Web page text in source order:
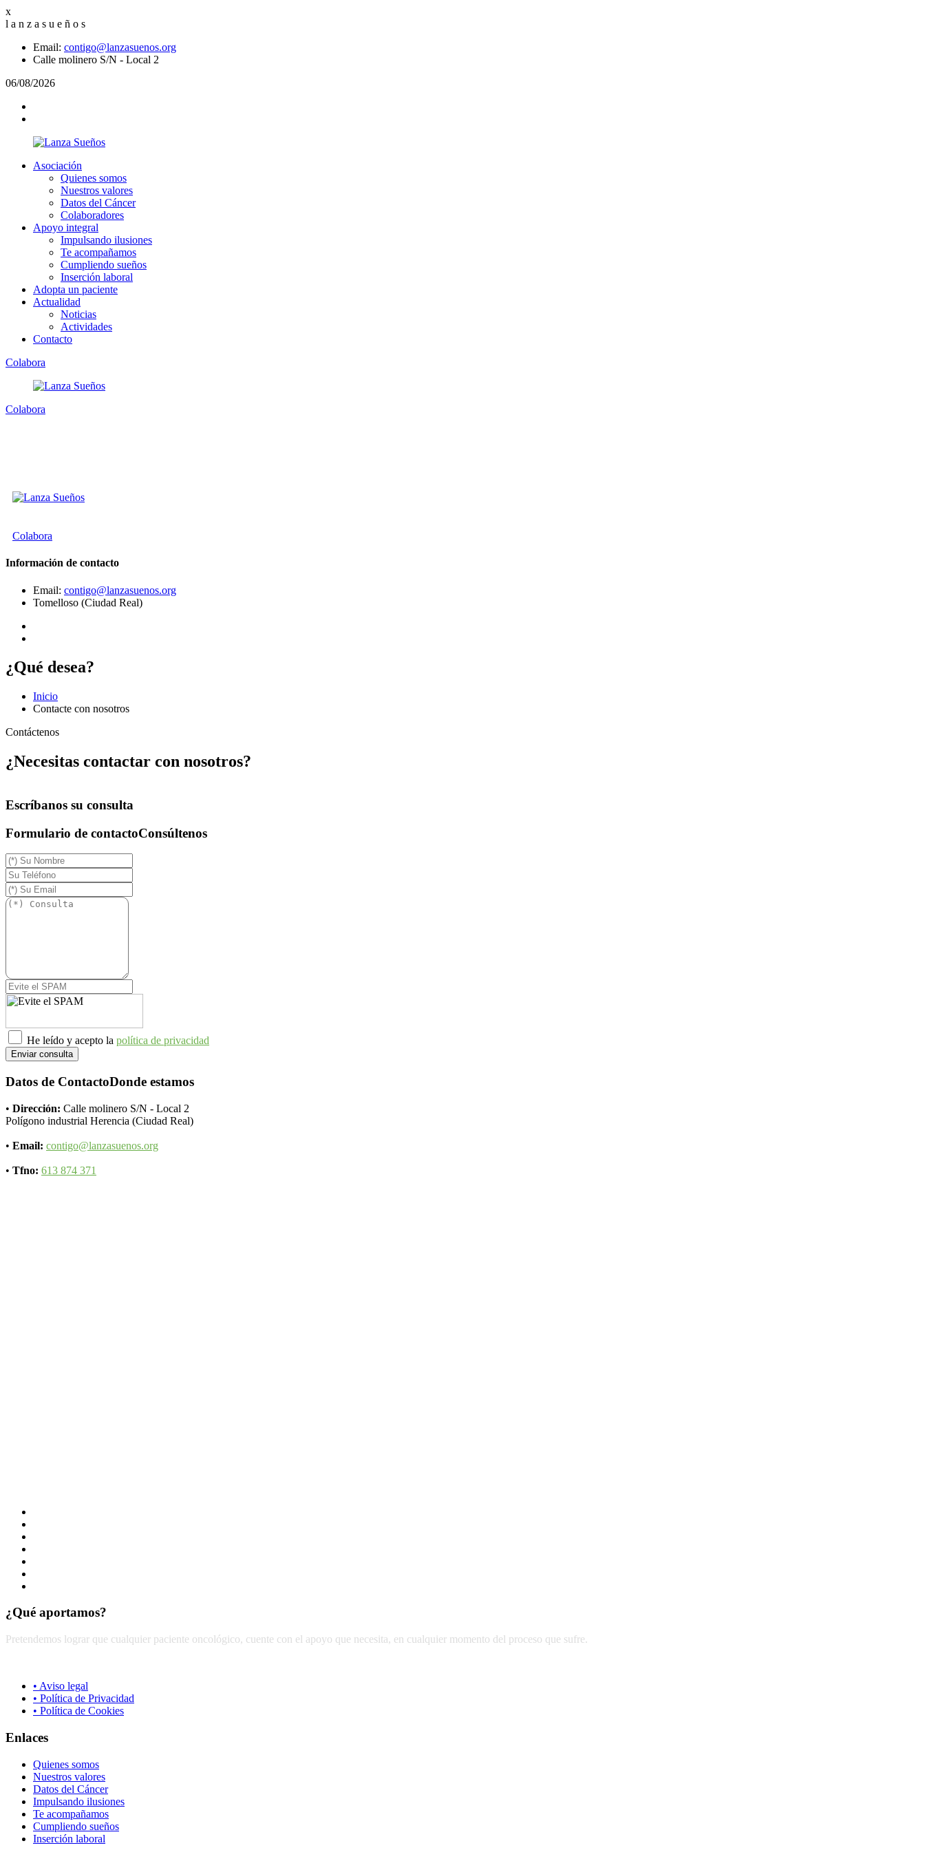
x
l a n z a s u e ñ o s
Email: contigo@lanzasuenos.org
Calle molinero S/N - Local 2
06/08/2026
Asociación
Quienes somos
Nuestros valores
Datos del Cáncer
Colaboradores
Apoyo integral
Impulsando ilusiones
Te acompañamos
Cumpliendo sueños
Inserción laboral
Adopta un paciente
Actualidad
Noticias
Actividades
Contacto
Colabora
Colabora
Colabora
Información de contacto
Email: contigo@lanzasuenos.org
Tomelloso (Ciudad Real)
¿Qué desea?
Inicio
Contacte con nosotros
Contáctenos
¿Necesitas contactar con nosotros?
Escríbanos su consulta
Formulario de contactoConsúltenos
He leído y acepto la política de privacidad
Enviar consulta
Datos de ContactoDonde estamos
• Dirección: Calle molinero S/N - Local 2
Polígono industrial Herencia (Ciudad Real)
• Email: contigo@lanzasuenos.org
• Tfno: 613 874 371
¿Qué aportamos?
Pretendemos lograr que cualquier paciente oncológico, cuente con el apoyo que necesita, en cualquier momento del proceso que sufre.
• Aviso legal
• Política de Privacidad
• Política de Cookies
Enlaces
Quienes somos
Nuestros valores
Datos del Cáncer
Impulsando ilusiones
Te acompañamos
Cumpliendo sueños
Inserción laboral